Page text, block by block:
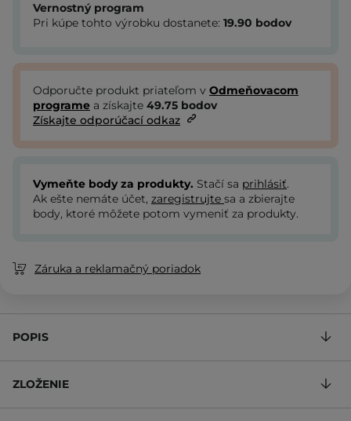
Vernostný program
Pri kúpe tohto výrobku dostanete: 19.90 bodov
Odporučte produkt priateľom v Odmeňovacom
programe a získajte 49.75 bodov
Získajte odporúčací odkaz
Vymeňte body za produkty. Stačí sa prihlásiť.
Ak ešte nemáte účet, zaregistrujte sa a zbierajte
body, ktoré môžete potom vymeniť za produkty.
Záruka a reklamačný poriadok
POPIS
ZLOŽENIE